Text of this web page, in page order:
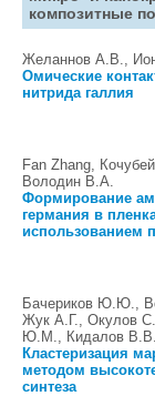
композитные
Желаннов А.В.,
Омические
нитрида галлия
Fan Zhang,
Володин В.А.
Формирование
германия в
использованием
Бачериков Ю.Ю.,
Жук А.Г., Окулов
Ю.М., Кидалов В.В.
Кластеризация
методом
синтеза